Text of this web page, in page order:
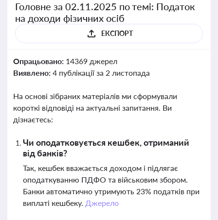
Головне за 02.11.2025 по темі: Податок
на доходи фізичних осіб
ЕКСПОРТ
Опрацьовано: 14369 джерел
Виявлено: 4 публікації за 2 листопада
На основі зібраних матеріалів ми сформували
короткі відповіді на актуальні запитання. Ви
дізнаєтесь:
Чи оподатковується кешбек, отриманий
від банків?
Так, кешбек вважається доходом і підлягає
оподаткуванню ПДФО та військовим збором.
Банки автоматично утримують 23% податків при
виплаті кешбеку. Джерело